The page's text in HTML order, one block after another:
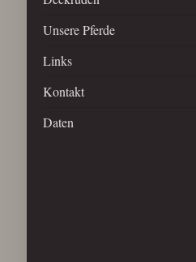
Unsere Pferde
Links
Kontakt
Daten